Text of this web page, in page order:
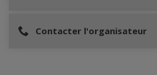
Contacter l'organisateur